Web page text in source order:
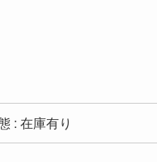
: 在庫有り